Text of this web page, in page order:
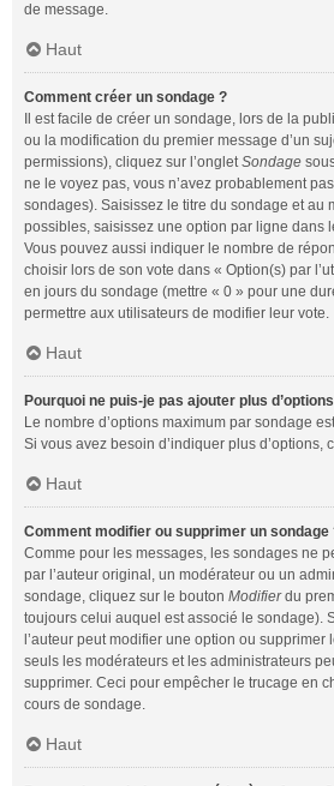
de message.
Haut
Comment créer un sondage ?
Il est facile de créer un sondage, lors de la
ou la modification du premier message d’un
permissions), cliquez sur l’ongletSondage
ne le voyez pas, vous n’avez probablement
sondages). Saisissez le titre du sondage et au
possibles, saisissez une option par ligne dans
Vous pouvez aussi indiquer le nombre de
choisir lors de son vote dans « Option(s) par
en jours du sondage (mettre « 0 » pour une
permettre aux utilisateurs de modifier leur vote.
Haut
Pourquoi ne puis-je pas ajouter plus
Le nombre d’options maximum par sondage
Si vous avez besoin d’indiquer plus d’options,
Haut
Comment modifier ou supprimer un sondage
Comme pour les messages, les sondages ne
par l’auteur original, un modérateur ou un
sondage, cliquez sur le bouton Modifierdu
toujours celui auquel est associé le sondage).
l’auteur peut modifier une option ou supprimer
seuls les modérateurs et les administrateurs
supprimer. Ceci pour empêcher le trucage en
cours de sondage.
Haut